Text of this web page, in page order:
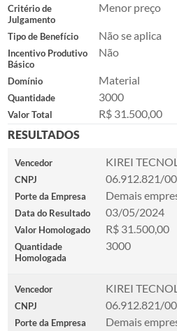
Critério de
Julgamento
Menor preço
Tipo de Benefício Não se aplica
Incentivo Produtivo
Básico
Não
Domínio Material
Quantidade 3000
Valor Total
R$ 31.500,00
RESULTADOS
Vencedor KIREI
CNPJ 06.912.821/
Porte da Empresa Demais
Data do Resultado 03/05/2024
Valor Homologado R$ 31.500,00
Quantidade
Homologada
3000
Vencedor KIREI
CNPJ 06.912.821/
Porte da Empresa Demais